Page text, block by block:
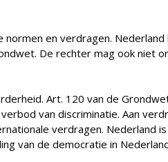
en verdragen.
De rechter mag ook niet
Art. 120 van de
van discriminatie. Aan
verdragen. Nederland
van de democratie in